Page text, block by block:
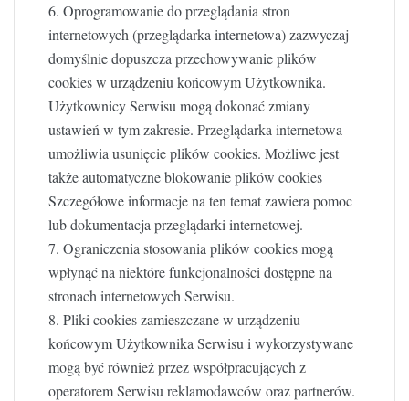
6. Oprogramowanie do przeglądania stron
internetowych (przeglądarka internetowa) zazwyczaj
domyślnie dopuszcza przechowywanie plików
cookies w urządzeniu końcowym Użytkownika.
Użytkownicy Serwisu mogą dokonać zmiany
ustawień w tym zakresie. Przeglądarka internetowa
umożliwia usunięcie plików cookies. Możliwe jest
także automatyczne blokowanie plików cookies
Szczegółowe informacje na ten temat zawiera pomoc
lub dokumentacja przeglądarki internetowej.
7. Ograniczenia stosowania plików cookies mogą
wpłynąć na niektóre funkcjonalności dostępne na
stronach internetowych Serwisu.
8. Pliki cookies zamieszczane w urządzeniu
końcowym Użytkownika Serwisu i wykorzystywane
mogą być również przez współpracujących z
operatorem Serwisu reklamodawców oraz partnerów.